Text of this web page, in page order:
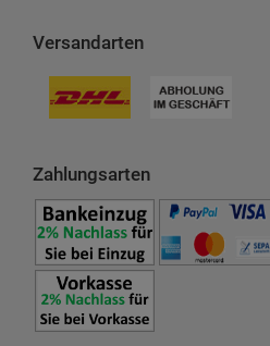
Versandarten
Zahlungsarten